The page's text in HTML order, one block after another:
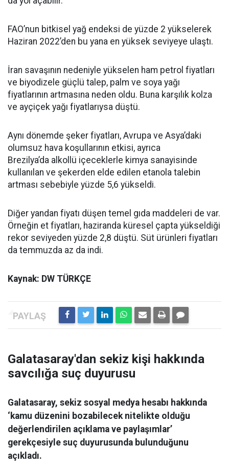
FAO’nun bitkisel yağ endeksi de yüzde 2 yükselerek
Haziran 2022’den bu yana en yüksek seviyeye ulaştı.
İran savaşının nedeniyle yükselen ham petrol fiyatları
ve biyodizele güçlü talep, palm ve soya yağı
fiyatlarının artmasına neden oldu. Buna karşılık kolza
ve ayçiçek yağı fiyatlarıysa düştü.
Aynı dönemde şeker fiyatları, Avrupa ve Asya’daki
olumsuz hava koşullarının etkisi, ayrıca
Brezilya’da alkollü içeceklerle kimya sanayisinde
kullanılan ve şekerden elde edilen etanola talebin
artması sebebiyle yüzde 5,6 yükseldi.
Diğer yandan fiyatı düşen temel gıda maddeleri de var.
Örneğin et fiyatları, haziranda küresel çapta yükseldiği
rekor seviyeden yüzde 2,8 düştü. Süt ürünleri fiyatları
da temmuzda az da indi.
Kaynak: DW TÜRKÇE
Galatasaray'dan sekiz kişi hakkında
savcılığa suç duyurusu
Galatasaray, sekiz sosyal medya hesabı hakkında
‘kamu düzenini bozabilecek nitelikte olduğu
değerlendirilen açıklama ve paylaşımlar’
gerekçesiyle suç duyurusunda bulunduğunu
açıkladı.